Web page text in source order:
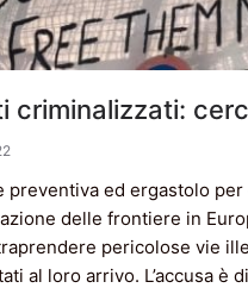
criminalizzati:
preventiva ed ergastolo
delle frontiere in
pericolose vie
al loro arrivo. L’accusa è